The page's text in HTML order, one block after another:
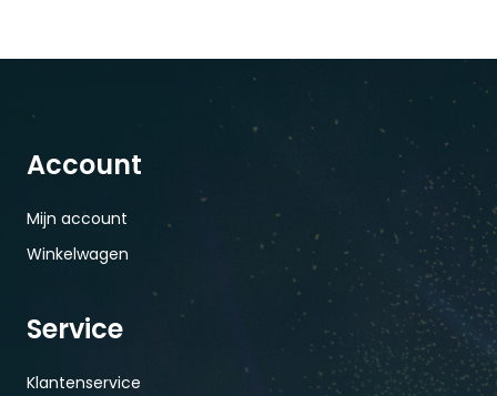
Account
Mijn account
Winkelwagen
Service
Klantenservice